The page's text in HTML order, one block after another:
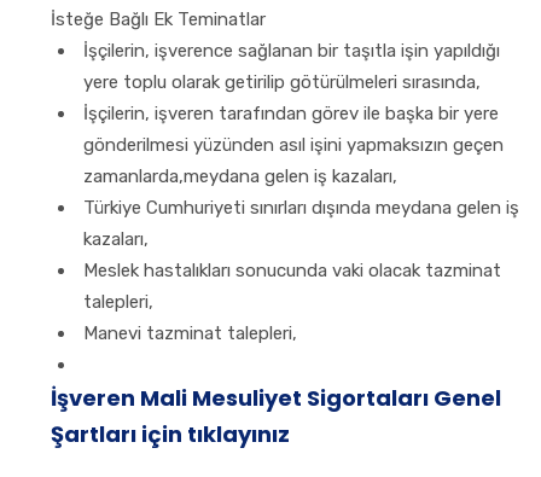
İsteğe Bağlı Ek Teminatlar
İşçilerin, işverence sağlanan bir taşıtla işin yapıldığı
yere toplu olarak getirilip götürülmeleri sırasında,
İşçilerin, işveren tarafından görev ile başka bir yere
gönderilmesi yüzünden asıl işini yapmaksızın geçen
zamanlarda,meydana gelen iş kazaları,
Türkiye Cumhuriyeti sınırları dışında meydana gelen iş
kazaları,
Meslek hastalıkları sonucunda vaki olacak tazminat
talepleri,
Manevi tazminat talepleri,
İşveren Mali Mesuliyet Sigortaları Genel
Şartları için tıklayınız